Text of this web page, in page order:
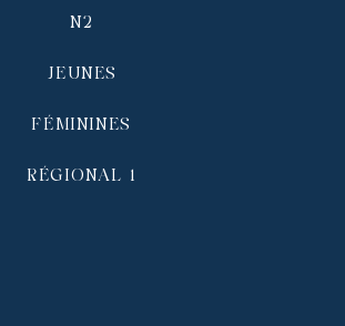
N2
JEUNES
FÉMININES
RÉGIONAL 1